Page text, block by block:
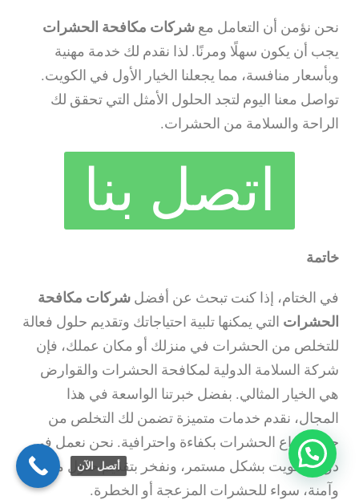
نحن نؤمن أن التعامل مع شركات مكافحة الحشرات
يجب أن يكون سهلًا ومرنًا. لذا نقدم لك خدمة مهنية
وبأسعار منافسة، مما يجعلنا الخيار الأول في الكويت.
تواصل معنا اليوم لتجد الحلول الأمثل التي تحقق لك
الراحة والسلامة من الحشرات.
اتصل بنا
خاتمة
في الختام، إذا كنت تبحث عن أفضل شركات مكافحة
الحشرات التي يمكنها تلبية احتياجاتك وتقديم حلول فعالة
للتخلص من الحشرات في منزلك أو مكان عملك، فإن
شركة السلامة الدولية لمكافحة الحشرات والقوارض
هي الخيار المثالي. بفضل خبرتنا الواسعة في هذا
المجال، نقدم خدمات متميزة تضمن لك التخلص من
جميع أنواع الحشرات بكفاءة واحترافية. نحن نعمل في
دولة الكويت بشكل مستمر، ونفخر بتقديم حلول مبتكرة
وآمنة، سواء للحشرات المزعجة أو الخطرة.
أتصل الآن